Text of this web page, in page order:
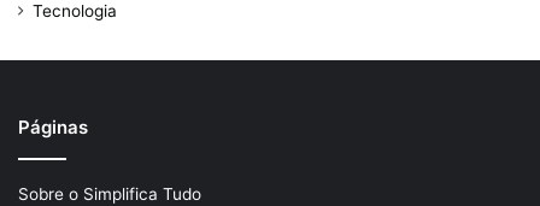
Tecnologia
Páginas
Sobre o Simplifica Tudo